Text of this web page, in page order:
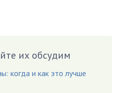
их обсудим
когда и как это лучше